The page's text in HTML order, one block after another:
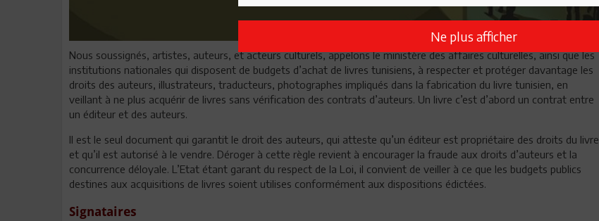
Nous soussignés, artistes, auteurs, et acteurs culturels, appelons le ministère des affaires culturelles, ainsi que les
institutions nationales qui disposent de budgets d’achat de livres tunisiens, à respecter et protéger davantage les
droits des auteurs, illustrateurs, traducteurs, photographes impliqués dans la fabrication du livre tunisien, en
veillant à ne plus acquérir de livres sans vérification des contrats d’auteurs. Un livre c’est d’abord un contrat entre
un éditeur et des auteurs.
Il est le seul document qui garantit le droit des auteurs, qui atteste qu’un éditeur est propriétaire des droits du livre
et qu’il est autorisé à le vendre. Déroger à cette règle revient à encourager la fraude aux droits d’auteurs et la
concurrence déloyale. L’Etat étant garant du respect de la Loi, il convient de veiller à ce que les budgets publics
destines aux acquisitions de livres soient utilises conformément aux dispositions édictées.
Signataires
Ne plus afficher